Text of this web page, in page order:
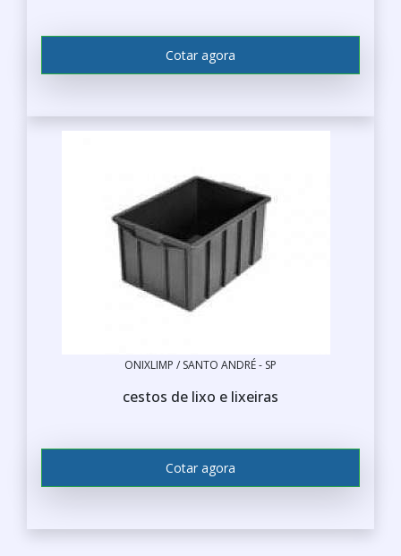
Cotar agora
ONIXLIMP / SANTO ANDRÉ - SP
cestos de lixo e lixeiras
Cotar agora